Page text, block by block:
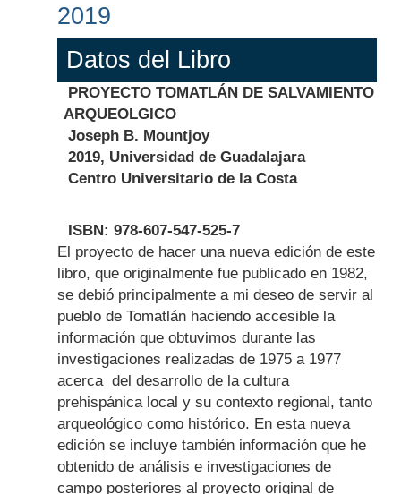
2019
Datos del Libro
PROYECTO TOMATLÁN DE SALVAMIENTO
ARQUEOLGICO
Joseph B. Mountjoy
2019, Universidad de Guadalajara
Centro Universitario de la Costa
ISBN: 978-607-547-525-7
Body
El proyecto de hacer una nueva edición de este
libro, que originalmente fue publicado en 1982,
se debió principalmente a mi deseo de servir al
pueblo de Tomatlán haciendo accesible la
información que obtuvimos durante las
investigaciones realizadas de 1975 a 1977
acerca del desarrollo de la cultura
prehispánica local y su contexto regional, tanto
arqueológico como histórico. En esta nueva
edición se incluye también información que he
obtenido de análisis e investigaciones de
campo posteriores al proyecto original de